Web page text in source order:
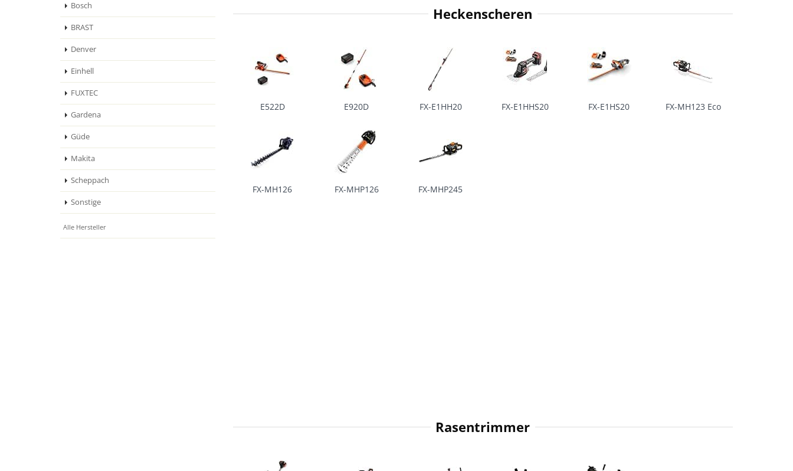
Bosch
BRAST
Denver
Einhell
FUXTEC
Gardena
Güde
Makita
Scheppach
Sonstige
Alle Hersteller
Heckenscheren
E522D E920D FX-E1HH20 FX-E1HHS20 FX-E1HS20 FX-MH123 Eco
FX-MH126 FX-MHP126 FX-MHP245
Rasentrimmer